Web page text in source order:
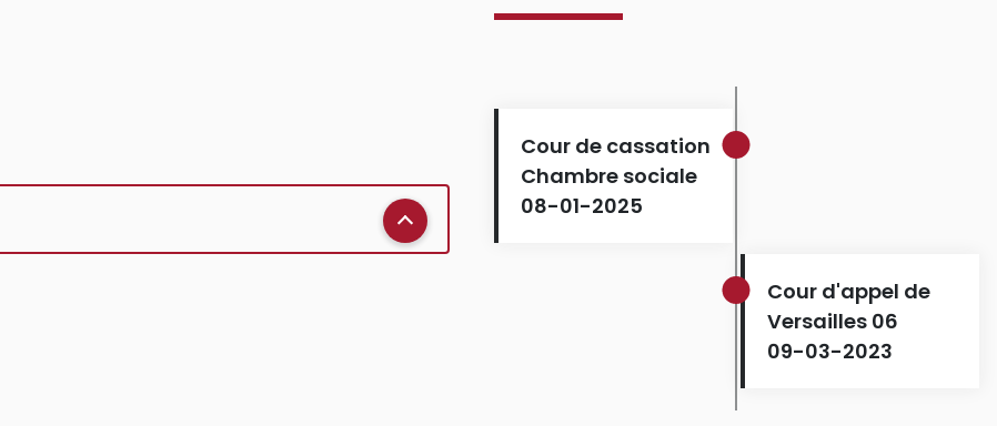
Cour de cassation
Chambre sociale
08-01-2025
Cour d'appel de
Versailles 06
09-03-2023